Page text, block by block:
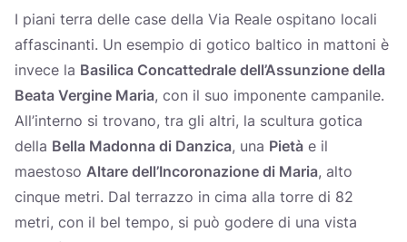
I piani terra delle case della Via Reale ospitano locali
affascinanti. Un esempio di gotico baltico in mattoni è
invece la Basilica Concattedrale dell’Assunzione della
Beata Vergine Maria, con il suo imponente campanile.
All’interno si trovano, tra gli altri, la scultura gotica
della Bella Madonna di Danzica, una Pietà e il
maestoso Altare dell’Incoronazione di Maria, alto
cinque metri. Dal terrazzo in cima alla torre di 82
metri, con il bel tempo, si può godere di una vista